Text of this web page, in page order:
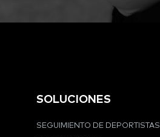
SOLUCIONES
SEGUIMIENTO DE DEPORTISTAS